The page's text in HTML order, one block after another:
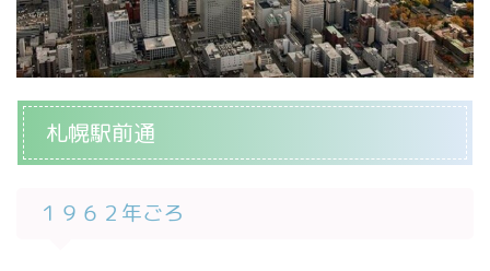
札幌駅前通
１９６２年ごろ